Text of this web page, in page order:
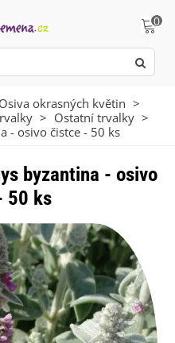
0
Osiva okrasných květin >
> Ostatní trvalky >
- osivo čistce - 50 ks
byzantina - osivo
50 ks